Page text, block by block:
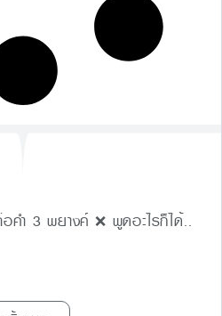
คำ 3 พยางค์ ❌ พูดอะไรก็ได้..